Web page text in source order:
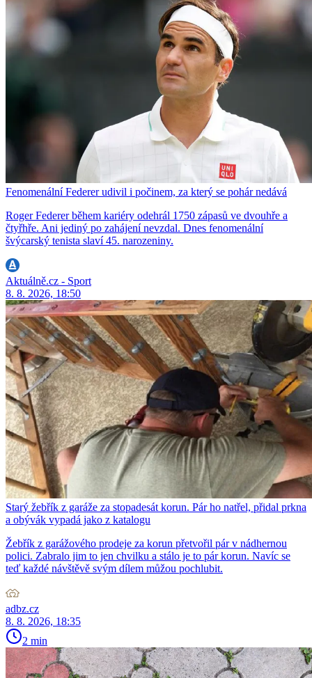
Fenomenální Federer udivil i počinem, za který se pohár nedává
Roger Federer během kariéry odehrál 1750 zápasů ve dvouhře a
čtyřhře. Ani jediný po zahájení nevzdal. Dnes fenomenální
švýcarský tenista slaví 45. narozeniny.
Aktuálně.cz - Sport
8. 8. 2026, 18:50
Starý žebřík z garáže za stopadesát korun. Pár ho natřel, přidal prkna
a obývák vypadá jako z katalogu
Žebřík z garážového prodeje za korun přetvořil pár v nádhernou
polici. Zabralo jim to jen chvilku a stálo je to pár korun. Navíc se
teď každé návštěvě svým dílem můžou pochlubit.
adbz.cz
8. 8. 2026, 18:35
2 min